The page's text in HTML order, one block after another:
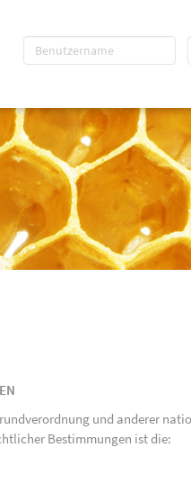
und anderer
Bestimmungen ist die: